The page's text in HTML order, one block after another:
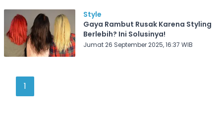
Style
Gaya Rambut Rusak Karena Styling
Berlebih? Ini Solusinya!
Jumat 26 September 2025, 16:37 WIB
1